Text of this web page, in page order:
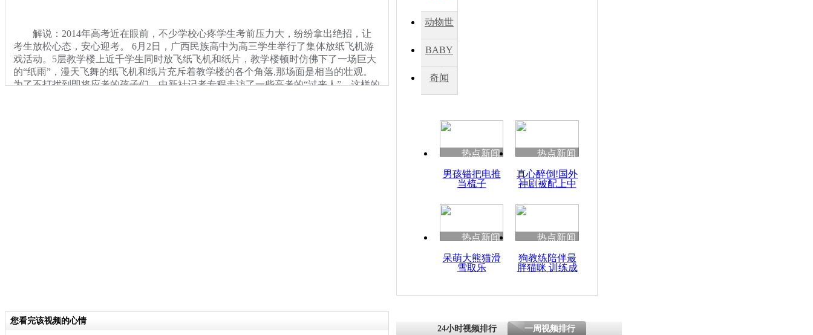
因
度苗族花山节
魂
解说：2014年高考近在眼前，不少学校心疼学生考前压力大，纷纷拿出绝招，让
考生放松心态，安心迎考。 6月2日，广西民族高中为高三学生举行了集体放纸飞机游
戏活动。5层教学楼上近千学生同时放飞纸飞机和纸片，教学楼顿时仿佛下了一场巨大
的“纸雨”，漫天飞舞的纸飞机和纸片充斥着教学楼的各个角落,那场面是相当的壮观。
为了不打扰到即将应考的孩子们，中新社记者专程走访了一些高考的“过来人”。这样的
动物世
BABY
秀
奇闻
热点新闻
男孩错把电推
当梳子
热点新闻
真心醉倒!国外
神剧被配上中
热点新闻
呆萌大熊猫滑
雪取乐
热点新闻
狗教练陪伴最
胖猫咪 训练成
您看完该视频的心情
24小时视频排行 一周视频排行